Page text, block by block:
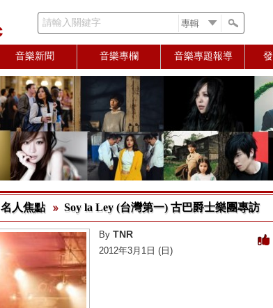
請輸入關鍵字
音樂新聞 音樂專欄 音樂專題報導
名人焦點 Soy la Ley (台灣第一) 古巴爵士樂團專訪
By TNR
2012年3月1日 (日)